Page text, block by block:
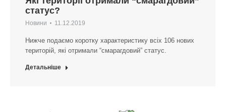
статус?
Новини 11.12.2019
Нижче подаємо коротку характеристику всіх 106 нових
територій, які отримали “смарагдовий” статус.
Детальніше